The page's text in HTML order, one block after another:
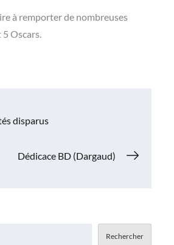
à remporter de nombreuses
Oscars.
disparus
Dédicace BD (Dargaud)
Rechercher